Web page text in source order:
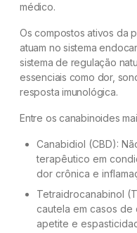
médico.
Os compostos ativos da
atuam no sistema
sistema de regulação
essenciais como dor,
resposta imunológica.
Entre os canabinoides
Canabidiol (CBD):
terapêutico em
dor crônica e
Tetraidrocanabinol
cautela em casos
apetite e